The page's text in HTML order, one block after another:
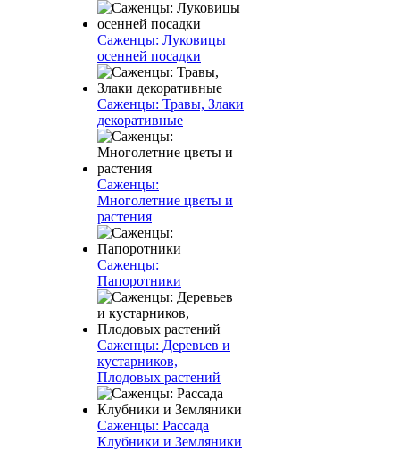
Саженцы: Луковицы
осенней посадки
Саженцы: Травы, Злаки
декоративные
Саженцы:
Многолетние цветы и
растения
Саженцы:
Папоротники
Саженцы: Деревьев и
кустарников,
Плодовых растений
Саженцы: Рассада
Клубники и Земляники